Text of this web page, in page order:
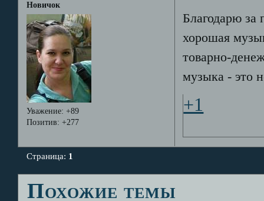
Новичок
Уважение: +89
Позитив: +277
Благодарю за
хорошая
товарно-
музыка - это
+1
Страница: 1
Похожие темы